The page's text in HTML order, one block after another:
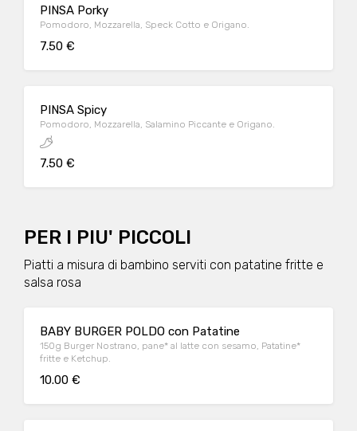
PINSA Porky
Pomodoro, Mozzarella, Speck Cotto e Origano.
7.50 €
PINSA Spicy
Pomodoro, Mozzarella, Salamino Piccante e Origano.
7.50 €
PER I PIU' PICCOLI
Piatti a misura di bambino serviti con patatine fritte e
salsa rosa
BABY BURGER POLDO con Patatine
150g Burger Nostrano, pane* al latte con sesamo, Patatine*
fritte e Ketchup.
10.00 €